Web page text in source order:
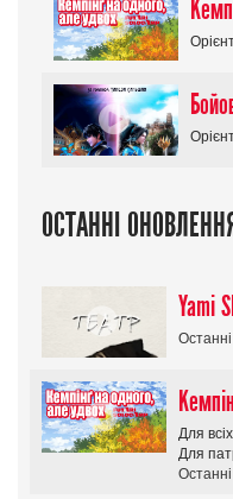
ОСТАННІ
Yami
Для
Для